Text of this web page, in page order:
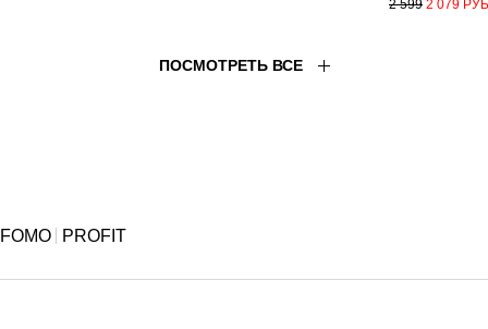
FOMO PROFIT